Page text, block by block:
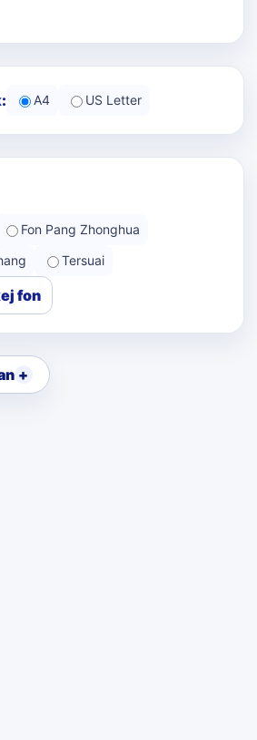
A4 US Letter
Fon Pang Zhonghua
Tersuai
fon